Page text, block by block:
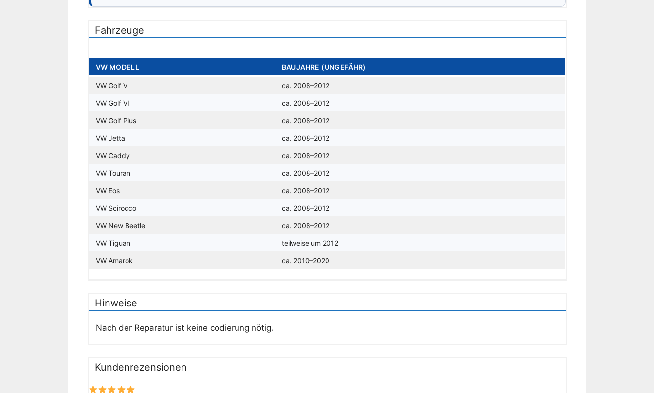
Fahrzeuge
VW MODELL BAUJAHRE (UNGEFÄHR)
VW Golf V ca. 2008–2012
VW Golf VI ca. 2008–2012
VW Golf Plus ca. 2008–2012
VW Jetta ca. 2008–2012
VW Caddy ca. 2008–2012
VW Touran ca. 2008–2012
VW Eos ca. 2008–2012
VW Scirocco ca. 2008–2012
VW New Beetle ca. 2008–2012
VW Tiguan teilweise um 2012
VW Amarok ca. 2010–2020
Hinweise
Nach der Reparatur ist keine codierung nötig.
Kundenrezensionen